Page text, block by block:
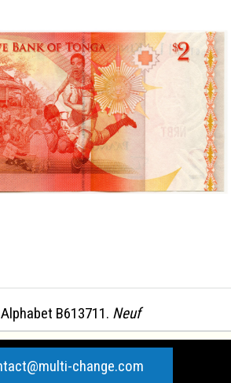
B613711. Neuf
change.com